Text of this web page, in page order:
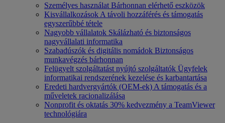
Személyes használat Bárhonnan elérhető eszközök
Kisvállalkozások A távoli hozzáférés és támogatás
egyszerűbbé tétele
Nagyobb vállalatok Skálázható és biztonságos
nagyvállalati informatika
Szabadúszók és digitális nomádok Biztonságos
munkavégzés bárhonnan
Felügyelt szolgáltatást nyújtó szolgáltatók Ügyfelek
informatikai rendszerének kezelése és karbantartása
Eredeti hardvergyártók (OEM-ek) A támogatás és a
műveletek racionalizálása
Nonprofit és oktatás 30% kedvezmény a TeamViewer
technológiára